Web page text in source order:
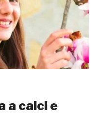
a calci e